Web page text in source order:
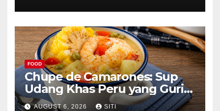
FOOD
Chupe de Camarones: Sup
Udang Khas Peru yang Gurih
Lezat
AUGUST 6, 2026 SITI